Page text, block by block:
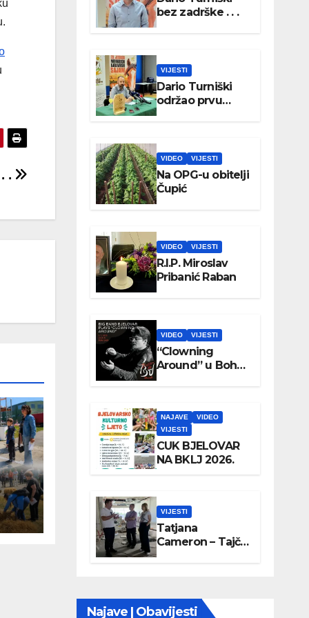
.
bez zadrške . . .
VIJESTI
Dario Turniški
održao prvu
konferenciju za
VIDEO VIJESTI
Na OPG-u obitelji
Čupić
VIDEO VIJESTI
R.I.P. Miroslav
Pribanić Raban
VIDEO VIJESTI
“Clowning
Around” u Boho
parku
NAJAVE
VIDEO
VIJESTI
CUK BJELOVAR
NA BKLJ 2026.
VIJESTI
Tatjana
Cameron – Tajči
posjetila
Najave | Obavijesti